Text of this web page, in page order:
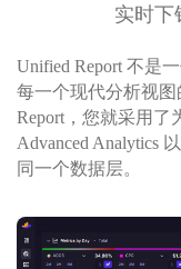
实时
Unified Report 不是
每一个现代分析视
Report，您就采用了
Advanced Analytics
同一个数据层。